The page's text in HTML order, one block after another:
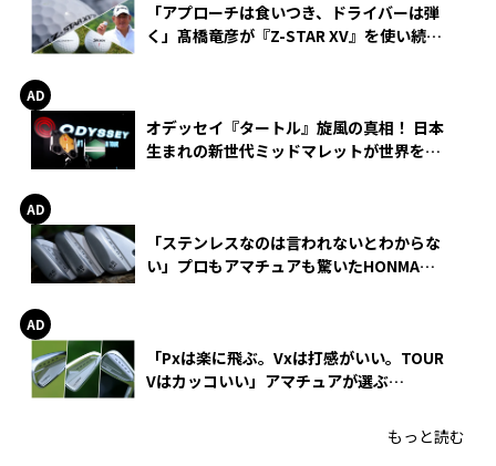
「アプローチは食いつき、ドライバーは弾
く」髙橋竜彦が『Z-STAR XV』を使い続け
オデッセイ『タートル』旋風の真相！ 日本
生まれの新世代ミッドマレットが世界を席
「ステンレスなのは言われないとわからな
い」プロもアマチュアも驚いたHONMA
「Pxは楽に飛ぶ。Vxは打感がいい。TOUR
Vはカッコいい」アマチュアが選ぶ
もっと読む